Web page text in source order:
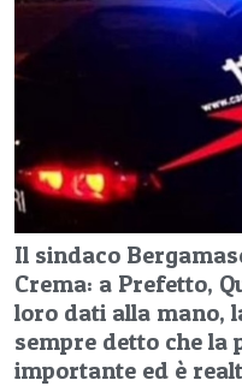
Il sindaco
Crema: a Prefetto,
loro dati alla mano,
sempre detto che la
importante ed è